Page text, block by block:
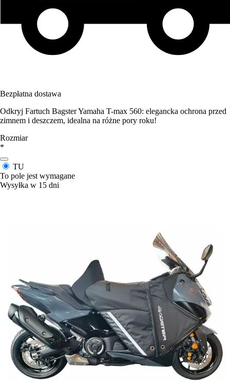
Bezpłatna dostawa
Odkryj Fartuch Bagster Yamaha T-max 560: elegancka ochrona przed
zimnem i deszczem, idealna na różne pory roku!
Rozmiar
*
TU
To pole jest wymagane
Wysyłka w 15 dni